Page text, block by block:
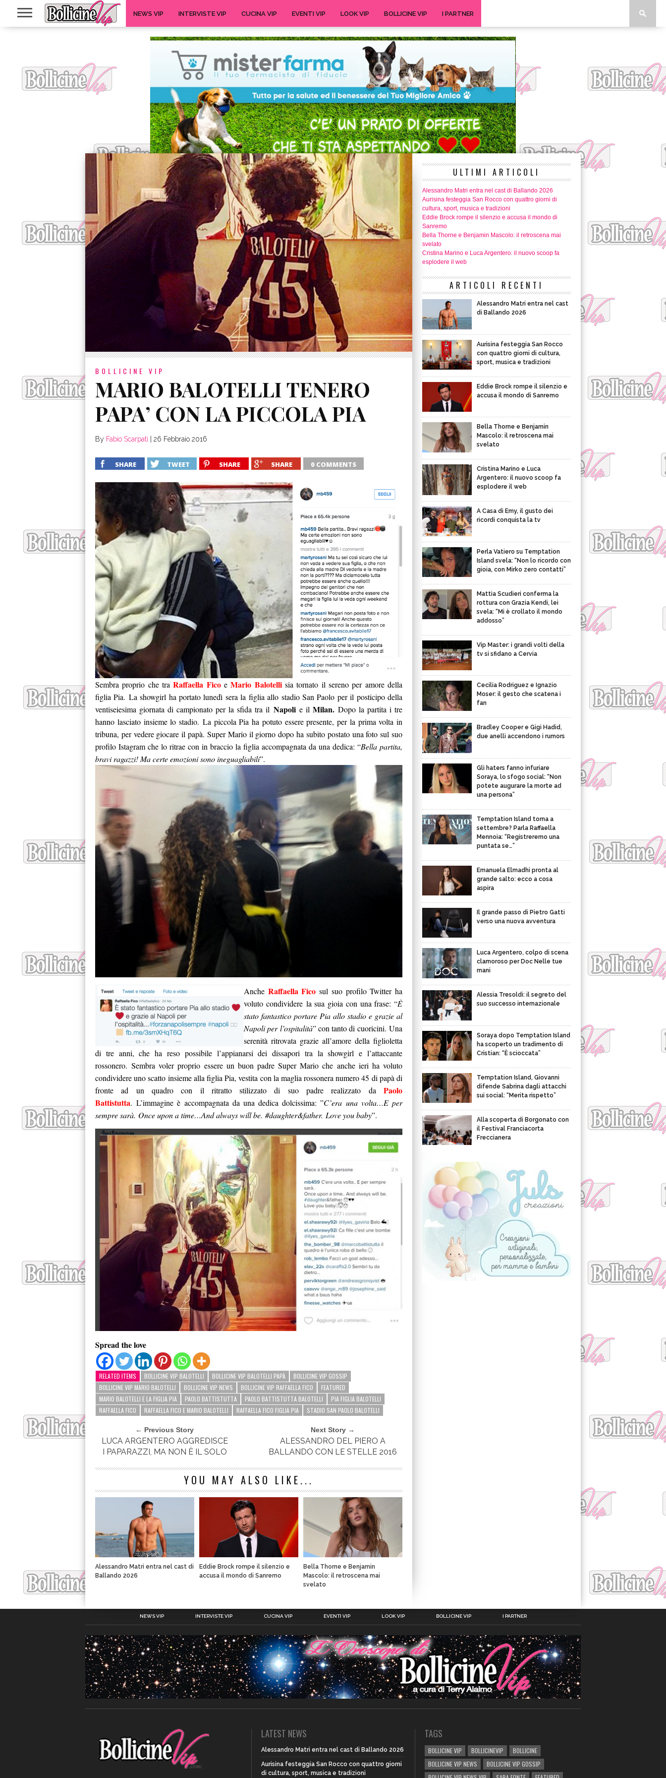
NEWS VIP INTERVISTE VIP CUCINA VIP EVENTI VIP LOOK VIP BOLLICINE VIP I PARTNER
BOLLICINE VIP
MARIO BALOTELLI TENERO
PAPA’ CON LA PICCOLA PIA
By Fabio Scarpati 26 Febbraio 2016
SHARE TWEET SHARE SHARE 0 COMMENTS
Sembra proprio che tra Raffaella FicoeMario Balotellisia tornato il sereno per amore della
figlia Pia. La showgirl ha portato lunedì sera la figlia allo stadio San Paolo per il posticipo della
ventiseiesima giornata di campionato per la sfida tra il Napoli e il Milan. Dopo la partita i tre
hanno lasciato insieme lo stadio. La piccola Pia ha potuto essere presente, per la prima volta in
tribuna, per vedere giocare il papà. Super Mario il giorno dopo ha subito postato una foto sul suo
profilo Istagram che lo ritrae con in braccio la figlia accompagnata da una dedica: “Bella partita,
bravi ragazzi! Ma certe emozioni sono ineguagliabili”.
Anche Raffaella Fico sul suo profilo Twitter ha
voluto condividere la sua gioia con una frase: “È
stato fantastico portare Pia allo stadio e grazie al
Napoli per l’ospitalità” con tanto di cuoricini. Una
serenità ritrovata grazie all’amore della figlioletta
di tre anni, che ha reso possibile l’appianarsi dei dissapori tra la showgirl e l’attaccante
rossonero. Sembra voler proprio essere un buon padre Super Mario che anche ieri ha voluto
condividere uno scatto insieme alla figlia Pia, vestita con la maglia rossonera numero 45 di papà di
fronte ad un quadro con il ritratto stilizzato di suo padre realizzato da Paolo
Battistutta. L’immagine è accompagnata da una dedica dolcissima: ”C’era una volta…E per
sempre sarà. Once upon a time…And always will be. #daughter&father. Love you baby”.
Spread the love
RELATED ITEMS BOLLICINE VIP BALOTELLI BOLLICINE VIP BALOTELLI PAPÀ
BOLLICINE VIP GOSSIP
BOLLICINE VIP MARIO BALOTELLI
BOLLICINE VIP NEWS BOLLICINE VIP RAFFAELLA FICO
FEATURED
MARIO BALOTELLI E LA FIGLIA PIA
PAOLO BATTISTUTTA PAOLO BATTISTUTTA BALOTELLI
PIA FIGLIA BALOTELLI
RAFFAELLA FICO
RAFFAELLA FICO E MARIO BALOTELLI RAFFAELLA FICO FIGLIA PIA STADIO SAN PAOLO BALOTELLI
← Previous Story
LUCA ARGENTERO AGGREDISCE
I PAPARAZZI, MA NON È IL SOLO
Next Story →
ALESSANDRO DEL PIERO A
BALLANDO CON LE STELLE 2016
YOU MAY ALSO LIKE...
Alessandro Matri entra nel cast di
Ballando 2026
Eddie Brock rompe il silenzio e
accusa il mondo di Sanremo
Bella Thorne e Benjamin
Mascolo: il retroscena mai
svelato
ULTIMI ARTICOLI
Alessandro Matri entra nel cast di Ballando 2026
Aurisina festeggia San Rocco con quattro giorni di
cultura, sport, musica e tradizioni
Eddie Brock rompe il silenzio e accusa il mondo di
Sanremo
Bella Thorne e Benjamin Mascolo: il retroscena mai
svelato
Cristina Marino e Luca Argentero: il nuovo scoop fa
esplodere il web
ARTICOLI RECENTI
Alessandro Matri entra nel cast
di Ballando 2026
Aurisina festeggia San Rocco
con quattro giorni di cultura,
sport, musica e tradizioni
Eddie Brock rompe il silenzio e
accusa il mondo di Sanremo
Bella Thorne e Benjamin
Mascolo: il retroscena mai
svelato
Cristina Marino e Luca
Argentero: il nuovo scoop fa
esplodere il web
A Casa di Emy, il gusto dei
ricordi conquista la tv
Perla Vatiero su Temptation
Island svela: “Non lo ricordo con
gioia, con Mirko zero contatti”
Mattia Scudieri conferma la
rottura con Grazia Kendi, lei
svela: “Mi è crollato il mondo
addosso”
Vip Master: i grandi volti della
tv si sfidano a Cervia
Cecilia Rodriguez e Ignazio
Moser: il gesto che scatena i
fan
Bradley Cooper e Gigi Hadid,
due anelli accendono i rumors
Gli haters fanno infuriare
Soraya, lo sfogo social: “Non
potete augurare la morte ad
una persona”
Temptation Island torna a
settembre? Parla Raffaella
Mennoia: “Registreremo una
puntata se…”
Emanuela Elmadhi pronta al
grande salto: ecco a cosa
aspira
Il grande passo di Pietro Gatti
verso una nuova avventura
Luca Argentero, colpo di scena
clamoroso per Doc Nelle tue
mani
Alessia Tresoldi: il segreto del
suo successo internazionale
Soraya dopo Temptation Island
ha scoperto un tradimento di
Cristian: “È scioccata”
Temptation Island, Giovanni
difende Sabrina dagli attacchi
sui social: “Merita rispetto”
Alla scoperta di Borgonato con
il Festival Franciacorta
Freccianera
NEWS VIP INTERVISTE VIP CUCINA VIP EVENTI VIP LOOK VIP BOLLICINE VIP I PARTNER
LATEST NEWS
Alessandro Matri entra nel cast di Ballando 2026
Aurisina festeggia San Rocco con quattro giorni
di cultura, sport, musica e tradizioni
TAGS
BOLLICINE VIP BOLLICINEVIP
BOLLICINE
BOLLICINE VIP NEWS
BOLLICINE VIP GOSSIP